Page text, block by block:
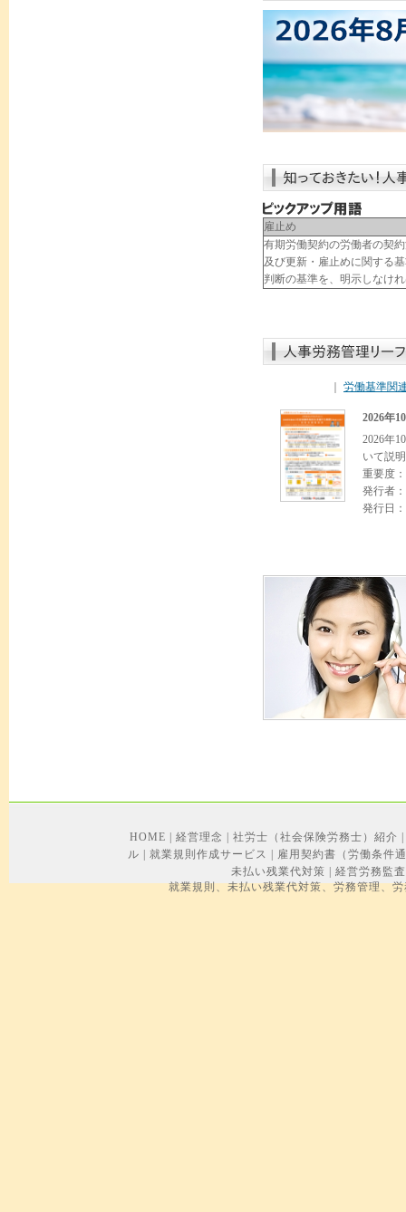
雇止め
有期労働契約の労働者の契
及び更新・雇止めに関する
判断の基準を、明示しなけ
労働基準関
2026年
2026年
いて説
重要
発行者
発行日
HOME 経営理念 社労士（社会保険労務士）紹介
ル
就業規則作成サービス
雇用契約書（労働条件
未払い残業代対策
経営労務監査
就業規則、未払い残業代対策、労務管理、労務トラブル